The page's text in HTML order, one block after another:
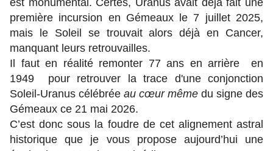
est monumental. Certes, Uranus avait déjà fait une
première incursion en Gémeaux le 7 juillet 2025,
mais le Soleil se trouvait alors déjà en Cancer,
manquant leurs retrouvailles.
Il faut en réalité remonter 77 ans en arrière en
1949 pour retrouver la trace d'une conjonction
Soleil-Uranus célébrée au cœur même du signe des
Gémeaux ce 21 mai 2026.
C’est donc sous la foudre de cet alignement astral
historique que je vous propose aujourd’hui une